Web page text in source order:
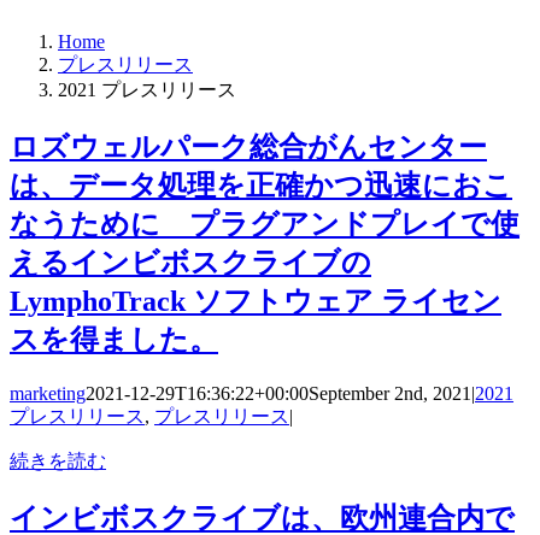
Home
プレスリリース
2021 プレスリリース
ロズウェルパーク総合がんセンター
は、データ処理を正確かつ迅速におこ
なうために プラグアンドプレイで使
えるインビボスクライブの
LymphoTrack ソフトウェア ライセン
スを得ました。
marketing2021-12-29T16:36:22+00:00September 2nd, 2021 |2021
プレスリリース, プレスリリース|
続きを読む
インビボスクライブは、欧州連合内で